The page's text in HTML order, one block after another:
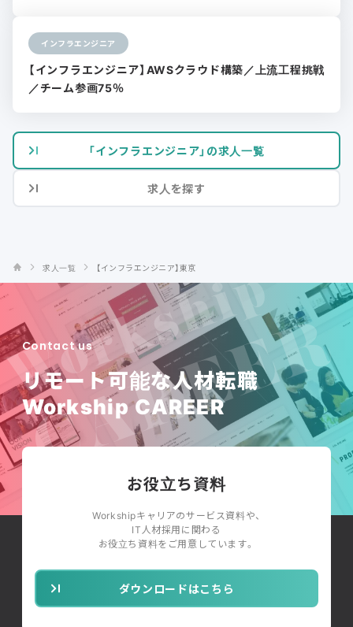
インフラエンジニア
【インフラエンジニア】AWSクラウド構築／上流工程挑戦
／チーム参画75％
「インフラエンジニア」の求人一覧
求人を探す
求人一覧 【インフラエンジニア】東京
Contact us
リモート可能な人材転職
Workship CAREER
お役立ち資料
Workshipキャリアのサービス資料や、
IT人材採用に関わる
お役立ち資料をご用意しています。
ダウンロードはこちら